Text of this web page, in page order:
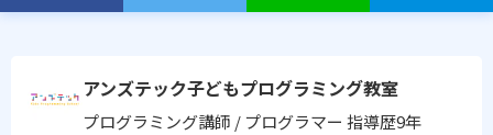
アンズテック子どもプログラミング教室
プログラミング講師 / プログラマー 指導歴9年